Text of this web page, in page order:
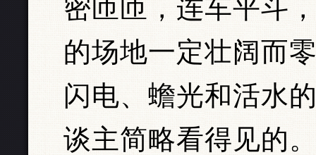
密匝匝，连车平斗
的场地一定壮阔而
闪电、蟾光和活水
谈主简略看得见的